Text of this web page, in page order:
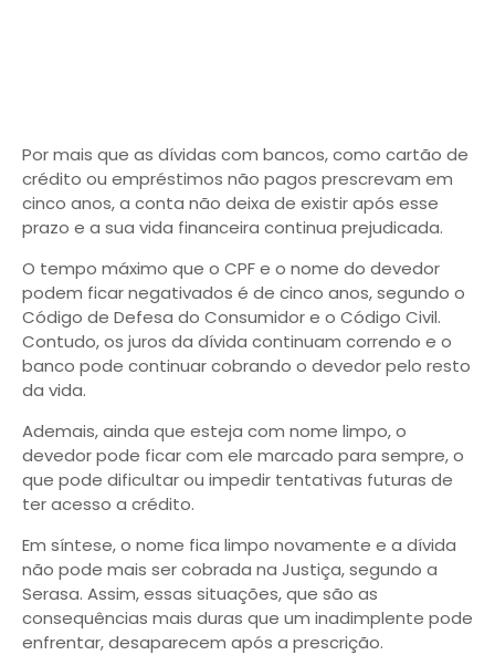
Por mais que as dívidas com bancos, como cartão de
crédito ou empréstimos não pagos prescrevam em
cinco anos, a conta não deixa de existir após esse
prazo e a sua vida financeira continua prejudicada.
O tempo máximo que o CPF e o nome do devedor
podem ficar negativados é de cinco anos, segundo o
Código de Defesa do Consumidor e o Código Civil.
Contudo, os juros da dívida continuam correndo e o
banco pode continuar cobrando o devedor pelo resto
da vida.
Ademais, ainda que esteja com nome limpo, o
devedor pode ficar com ele marcado para sempre, o
que pode dificultar ou impedir tentativas futuras de
ter acesso a crédito.
Em síntese, o nome fica limpo novamente e a dívida
não pode mais ser cobrada na Justiça, segundo a
Serasa. Assim, essas situações, que são as
consequências mais duras que um inadimplente pode
enfrentar, desaparecem após a prescrição.